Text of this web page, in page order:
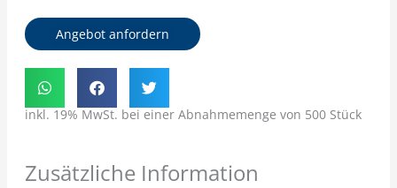
Angebot anfordern
inkl. 19% MwSt. bei einer Abnahmemenge von 500 Stück
Zusätzliche Information